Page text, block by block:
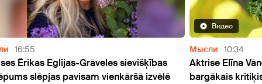
Видео
Мысли
Aktrise Elīna Vāne pastāsta, kas ir viņas
bargākais kritiķis
Дети